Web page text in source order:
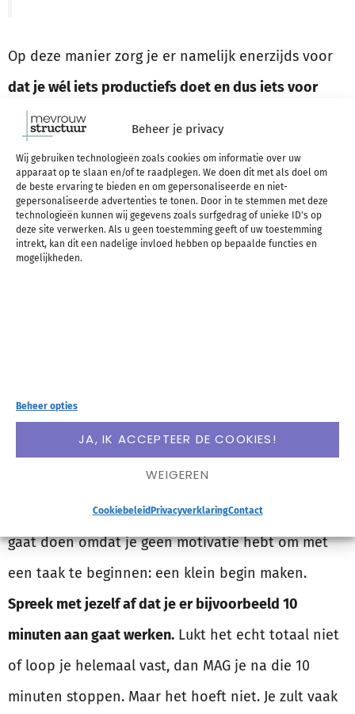
Beheer je privacy
Wij gebruiken technologieën zoals cookies om informatie over uw
apparaat op te slaan en/of te raadplegen. We doen dit met als doel om
de beste ervaring te bieden en om gepersonaliseerde en niet-
gepersonaliseerde advertenties te tonen. Door in te stemmen met deze
technologieën kunnen wij gegevens zoals surfgedrag of unieke ID's op
deze site verwerken. Als u geen toestemming geeft of uw toestemming
intrekt, kan dit een nadelige invloed hebben op bepaalde functies en
mogelijkheden.
Beheer opties
JA, IK ACCEPTEER DE COOKIES!
WEIGEREN
CookiebeleidPrivacyverklaringContact
Op deze manier zorg je er namelijk enerzijds voor
dat je wél iets productiefs doet en dus iets voor
elkaar krijgt
niet om datgene te doen waar je op dit moment
eigenlijk veel meer zin in hebt. Best of both worlds,
zeg maar.
Dus stel je hebt een avond van 3 uur (van nu tot
EEN KLEIN BEGIN MAKEN
Dit helpt op het moment dat je liever iets anders
gaat doen omdat je geen motivatie hebt om met
een taak te beginnen: een klein begin maken.
Spreek met jezelf af dat je er bijvoorbeeld 10
minuten aan gaat werken. Lukt het echt totaal niet
of loop je helemaal vast, dan MAG je na die 10
minuten stoppen. Maar het hoeft niet. Je zult vaak